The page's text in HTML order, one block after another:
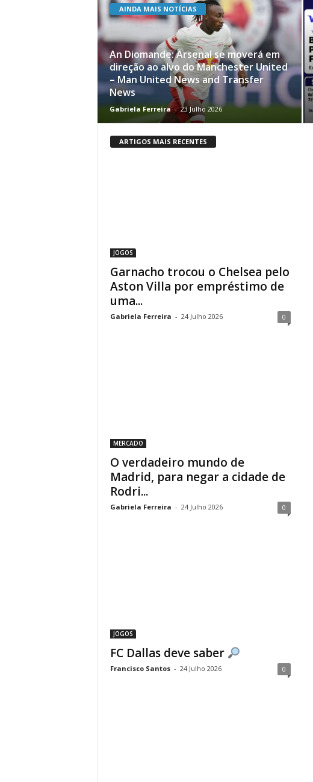
AINDA MAIS NOTÍCIAS
An Diomande: Arsenal se moverá em
direção ao alvo do Manchester United
– Man United News and Transfer
News
Gabriela Ferreira - 23 Julho 2026
ARTIGOS MAIS RECENTES
JOGOS
Garnacho trocou o Chelsea pelo
Aston Villa por empréstimo de
uma...
Gabriela Ferreira - 24 Julho 2026 0
MERCADO
O verdadeiro mundo de
Madrid, para negar a cidade de
Rodri...
Gabriela Ferreira - 24 Julho 2026 0
JOGOS
FC Dallas deve saber
Francisco Santos - 24 Julho 2026 0